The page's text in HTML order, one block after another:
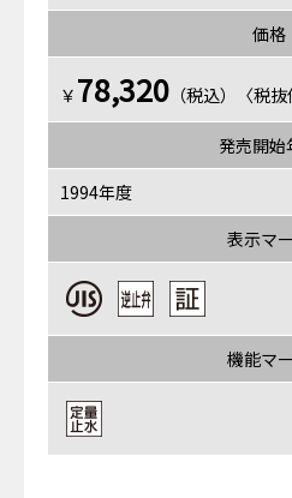
価格
￥ 78,320 （税込）〈税
発売開始
1994年度
表示マ
機能マ